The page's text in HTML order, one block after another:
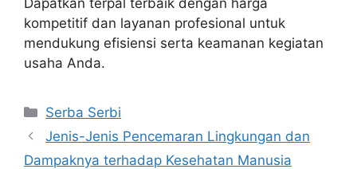
kompetitif dan layanan profesional untuk
mendukung efisiensi serta keamanan kegiatan
usaha Anda.
Kategori
Serba Serbi
Jenis-Jenis Pencemaran Lingkungan dan
Dampaknya terhadap Kesehatan Manusia